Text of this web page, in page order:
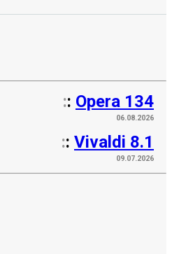
:: Opera 134
06.08.2026
:: Vivaldi 8.1
09.07.2026